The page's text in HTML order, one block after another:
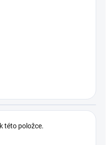
této položce.